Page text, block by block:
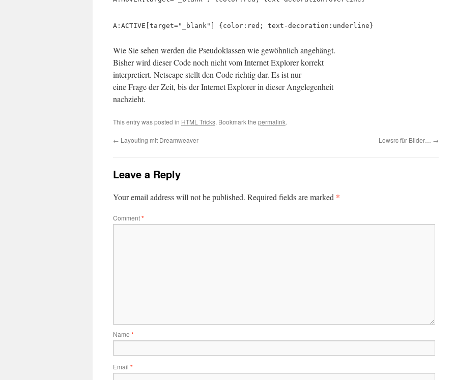
A:ACTIVE[target="_blank"] {color:red; text-decoration:underline}
Wie Sie sehen werden die Pseudoklassen wie gewöhnlich angehängt.
Bisher wird dieser Code noch nicht vom Internet Explorer korrekt
interpretiert. Netscape stellt den Code richtig dar. Es ist nur
eine Frage der Zeit, bis der Internet Explorer in dieser Angelegenheit
nachzieht.
This entry was posted in HTML Tricks. Bookmark the permalink.
← Layouting mit Dreamweaver Lowsrc für Bilder… →
Leave a Reply
Your email address will not be published. Required fields are marked *
Comment*
Name *
Email *